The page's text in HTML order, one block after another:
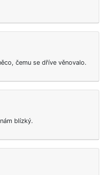
čemu se dříve věnovalo.
blízký.